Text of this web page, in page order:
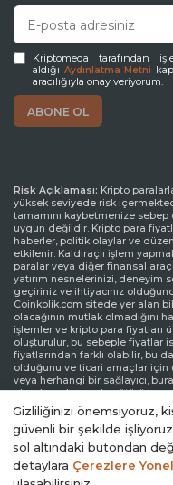
Kriptomeda tarafından
aldığı
tamamını kaybetmenize sebep
uygun değildir. Kripto para
haberler, politik olaylar ve
etkilenir. Kaldıraçlı işlem
paralar veya diğer finansal
yatırım nesnelerinizi, deneyim
geçiriniz ve ihtiyacınız
Coinkolik.com sitede yer alan
olacağının mutlak olmadığını
işlemler ve kripto para fiyatları
oluşturulur, bu sebeple fiyatlar
fiyatlarından farklı olabilir, bu
olduğunu ve ticari amaçlar için
veya herhangi bir sağlayıcı,
olası kayıplarınızdan ötürü
Sorumluluk Reddi Beyanı:
gelir elde edebilir.
kanalları aracılığıyla
yönlendirilen reklam linkleri
sitede yer alır ve reklam linkleri
sorumluluğundadır.
Gizliliğinizi önemsiyoruz,
güvenli bir şekilde
sol altındaki butondan
detaylara Çerezlere